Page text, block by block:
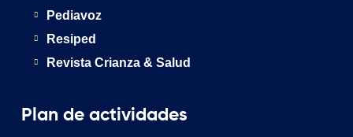
Pediavoz
Resiped
Revista Crianza & Salud
Plan de actividades